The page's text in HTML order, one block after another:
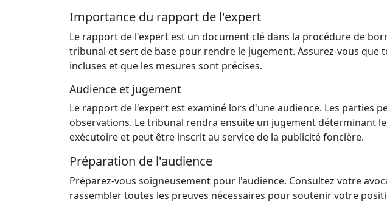
Importance du rapport de l'expert
Le rapport de l'expert est un document clé dans la procédure de
tribunal et sert de base pour rendre le jugement. Assurez-vous que
incluses et que les mesures sont précises.
Audience et jugement
Le rapport de l'expert est examiné lors d'une audience. Les parties
observations. Le tribunal rendra ensuite un jugement déterminant
exécutoire et peut être inscrit au service de la publicité foncière.
Préparation de l'audience
Préparez-vous soigneusement pour l'audience. Consultez votre
rassembler toutes les preuves nécessaires pour soutenir votre